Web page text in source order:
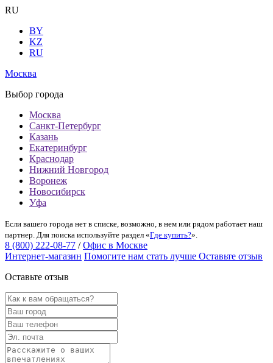
RU
BY
KZ
RU
Москва
Выбор города
Москва
Санкт-Петербург
Казань
Екатеринбург
Краснодар
Нижний Новгород
Воронеж
Новосибирск
Уфа
Если вашего города нет в списке, возможно, в нем или рядом работает наш
партнер. Для поиска используйте раздел «Где купить?».
8 (800) 222-08-77 / Офис в Москве
Интернет-магазин Помогите нам стать лучше Оставьте отзыв
Оставьте отзыв